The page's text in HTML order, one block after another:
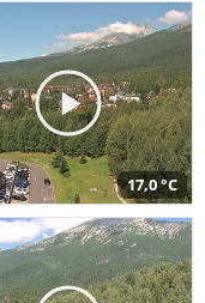
17,0 °C